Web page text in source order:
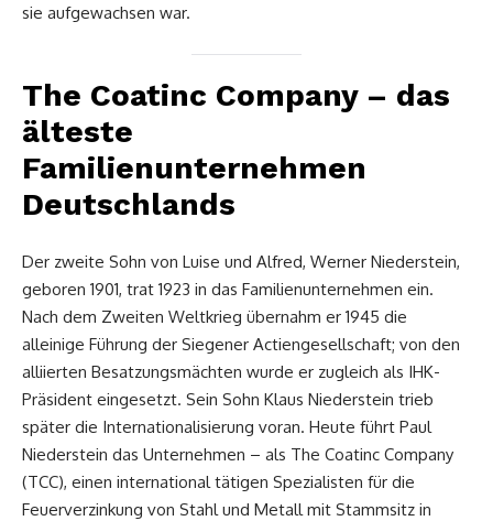
sie aufgewachsen war.
The Coatinc Company – das
älteste
Familienunternehmen
Deutschlands
Der zweite Sohn von Luise und Alfred, Werner Niederstein,
geboren 1901, trat 1923 in das Familienunternehmen ein.
Nach dem Zweiten Weltkrieg übernahm er 1945 die
alleinige Führung der Siegener Actiengesellschaft; von den
alliierten Besatzungsmächten wurde er zugleich als IHK-
Präsident eingesetzt. Sein Sohn Klaus Niederstein trieb
später die Internationalisierung voran. Heute führt Paul
Niederstein das Unternehmen – als The Coatinc Company
(TCC), einen international tätigen Spezialisten für die
Feuerverzinkung von Stahl und Metall mit Stammsitz in